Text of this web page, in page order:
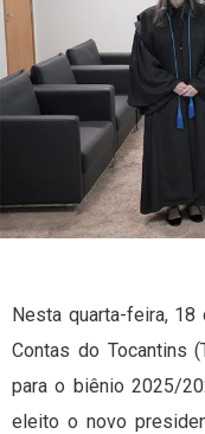
Nesta quarta-feira,
Contas do Tocantins
para o biênio 2025/
eleito o novo